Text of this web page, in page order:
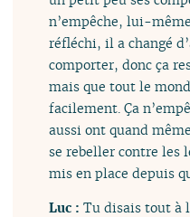
n’empêche, lui-
réfléchi, il a changé
comporter, donc ça
mais que tout le
facilement. Ça
aussi ont quand
se rebeller contre les
mis en place depuis
Luc :Tu disais tout à